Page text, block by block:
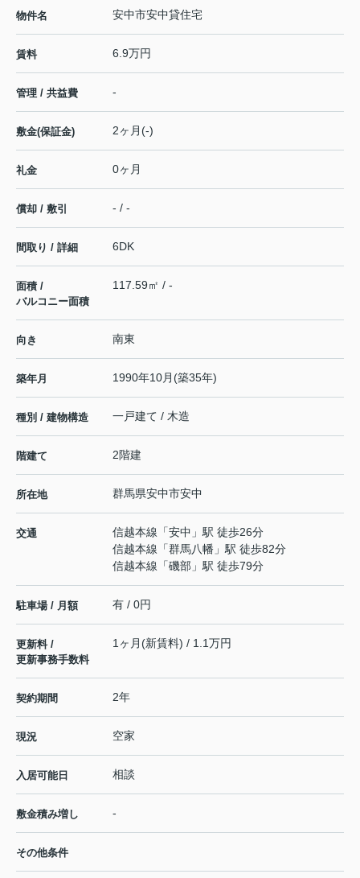
物件名 安中市安中貸住宅
賃料 6.9万円
管理 / 共益費 -
敷金(保証金) 2ヶ月(-)
礼金 0ヶ月
償却 / 敷引 - / -
間取り / 詳細 6DK
面積 /
バルコニー面積
117.59㎡ / -
向き 南東
築年月 1990年10月(築35年)
種別 / 建物構造 一戸建て / 木造
階建て 2階建
所在地 群馬県安中市安中
交通 信越本線 「安中 」駅 徒歩26分
信越本線 「群馬八幡 」駅 徒歩82分
信越本線 「磯部 」駅 徒歩79分
駐車場 / 月額 有 / 0円
更新料 /
更新事務手数料
1ヶ月(新賃料) / 1.1万円
契約期間 2年
現況 空家
入居可能日 相談
敷金積み増し -
その他条件